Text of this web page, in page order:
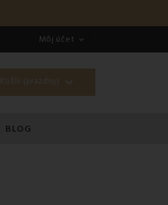
Môj účet 
Košík (prázdny) 
BLOG